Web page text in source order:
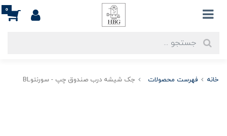
0
خانه فهرست محصولات جک شیشه درب صندوق چپ - سورنتوBL